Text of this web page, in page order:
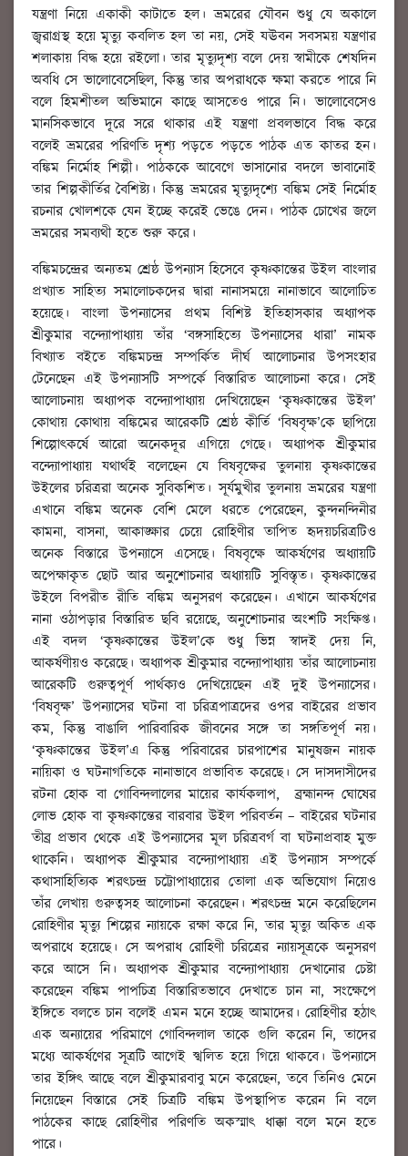
যন্ত্রণা নিয়ে একাকী কাটাতে হল। ভ্রমরের যৌবন শুধু যে অকালে
জ্বরাগ্রস্থ হয়ে মৃত্যু কবলিত হল তা নয়, সেই যঊবন সবসময় যন্ত্রণার
শলাকায় বিদ্ধ হয়ে রইলো। তার মৃত্যুদৃশ্য বলে দেয় স্বামীকে শেষদিন
অবধি সে ভালোবেসেছিল, কিন্তু তার অপরাধকে ক্ষমা করতে পারে নি
বলে হিমশীতল অভিমানে কাছে আসতেও পারে নি। ভালোবেসেও
মানসিকভাবে দূরে সরে থাকার এই যন্ত্রণা প্রবলভাবে বিদ্ধ করে
বলেই ভ্রমরের পরিণতি দৃশ্য পড়তে পড়তে পাঠক এত কাতর হন।
বঙ্কিম নির্মোহ শিল্পী। পাঠককে আবেগে ভাসানোর বদলে ভাবানোই
তার শিল্পকীর্তির বৈশিষ্ট্য। কিন্তু ভ্রমরের মৃত্যুদৃশ্যে বঙ্কিম সেই নির্মোহ
রচনার খোলশকে যেন ইচ্ছে করেই ভেঙে দেন। পাঠক চোখের জলে
ভ্রমরের সমব্যথী হতে শুরু করে।
বঙ্কিমচন্দ্রের অন্যতম শ্রেষ্ঠ উপন্যাস হিসেবে কৃষ্ণকান্তের উইল বাংলার
প্রখ্যাত সাহিত্য সমালোচকদের দ্বারা নানাসময়ে নানাভাবে আলোচিত
হয়েছে। বাংলা উপন্যাসের প্রথম বিশিষ্ট ইতিহাসকার অধ্যাপক
শ্রীকুমার বন্দ্যোপাধ্যায় তাঁর ‘বঙ্গসাহিত্যে উপন্যাসের ধারা’ নামক
বিখ্যাত বইতে বঙ্কিমচন্দ্র সম্পর্কিত দীর্ঘ আলোচনার উপসংহার
টেনেছেন এই উপন্যাসটি সম্পর্কে বিস্তারিত আলোচনা করে। সেই
আলোচনায় অধ্যাপক বন্দ্যোপাধ্যায় দেখিয়েছেন ‘কৃষ্ণকান্তের উইল’
কোথায় কোথায় বঙ্কিমের আরেকটি শ্রেষ্ঠ কীর্তি ‘বিষবৃক্ষ’কে ছাপিয়ে
শিল্পোৎকর্ষে আরো অনেকদূর এগিয়ে গেছে। অধ্যাপক শ্রীকুমার
বন্দ্যোপাধ্যায় যথার্থই বলেছেন যে বিষবৃক্ষের তুলনায় কৃষ্ণকান্তের
উইলের চরিত্ররা অনেক সুবিকশিত। সূর্যমুখীর তুলনায় ভ্রমরের যন্ত্রণা
এখানে বঙ্কিম অনেক বেশি মেলে ধরতে পেরেছেন, কুন্দনন্দিনীর
কামনা, বাসনা, আকাঙ্ক্ষার চেয়ে রোহিণীর তাপিত হৃদয়চরিত্রটিও
অনেক বিস্তারে উপন্যাসে এসেছে। বিষবৃক্ষে আকর্ষণের অধ্যায়টি
অপেক্ষাকৃত ছোট আর অনুশোচনার অধ্যায়টি সুবিস্তৃত। কৃষ্ণকান্তের
উইলে বিপরীত রীতি বঙ্কিম অনুসরণ করেছেন। এখানে আকর্ষণের
নানা ওঠাপড়ার বিস্তারিত ছবি রয়েছে, অনুশোচনার অংশটি সংক্ষিপ্ত।
এই বদল ‘কৃষ্ণকান্তের উইল’কে শুধু ভিন্ন স্বাদই দেয় নি,
আকর্ষণীয়ও করেছে। অধ্যাপক শ্রীকুমার বন্দ্যোপাধ্যায় তাঁর আলোচনায়
আরেকটি গুরুত্বপূর্ণ পার্থক্যও দেখিয়েছেন এই দুই উপন্যাসের।
‘বিষবৃক্ষ’ উপন্যাসের ঘটনা বা চরিত্রপাত্রদের ওপর বাইরের প্রভাব
কম, কিন্তু বাঙালি পারিবারিক জীবনের সঙ্গে তা সঙ্গতিপূর্ণ নয়।
‘কৃষ্ণকান্তের উইল’এ কিন্তু পরিবারের চারপাশের মানুষজন নায়ক
নায়িকা ও ঘটনাগতিকে নানাভাবে প্রভাবিত করেছে। সে দাসদাসীদের
রটনা হোক বা গোবিন্দলালের মায়ের কার্যকলাপ, ব্রহ্মানন্দ ঘোষের
লোভ হোক বা কৃষ্ণকান্তের বারবার উইল পরিবর্তন – বাইরের ঘটনার
তীব্র প্রভাব থেকে এই উপন্যাসের মূল চরিত্রবর্গ বা ঘটনাপ্রবাহ মুক্ত
থাকেনি। অধ্যাপক শ্রীকুমার বন্দ্যোপাধ্যায় এই উপন্যাস সম্পর্কে
কথাসাহিত্যিক শরৎচন্দ্র চট্টোপাধ্যায়ের তোলা এক অভিযোগ নিয়েও
তাঁর লেখায় গুরুত্বসহ আলোচনা করেছেন। শরৎচন্দ্র মনে করেছিলেন
রোহিণীর মৃত্যু শিল্পের ন্যায়কে রক্ষা করে নি, তার মৃত্যু অকিত এক
অপরাধে হয়েছে। সে অপরাধ রোহিণী চরিত্রের ন্যায়সূত্রকে অনুসরণ
করে আসে নি। অধ্যাপক শ্রীকুমার বন্দ্যোপাধ্যায় দেখানোর চেষ্টা
করেছেন বঙ্কিম পাপচিত্র বিস্তারিতভাবে দেখাতে চান না, সংক্ষেপে
ইঙ্গিতে বলতে চান বলেই এমন মনে হচ্ছে আমাদের। রোহিণীর হঠাৎ
এক অন্যায়ের পরিমাণে গোবিন্দলাল তাকে গুলি করেন নি, তাদের
মধ্যে আকর্ষণের সূত্রটি আগেই স্খলিত হয়ে গিয়ে থাকবে। উপন্যাসে
তার ইঙ্গিৎ আছে বলে শ্রীকুমারবাবু মনে করেছেন, তবে তিনিও মেনে
নিয়েছেন বিস্তারে সেই চিত্রটি বঙ্কিম উপস্থাপিত করেন নি বলে
পাঠকের কাছে রোহিণীর পরিণতি অকস্মাৎ ধাক্কা বলে মনে হতে
পারে।